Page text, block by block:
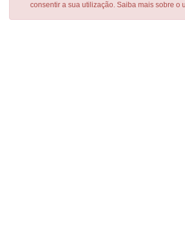
consentir a sua utilização. Saiba mais sobre o